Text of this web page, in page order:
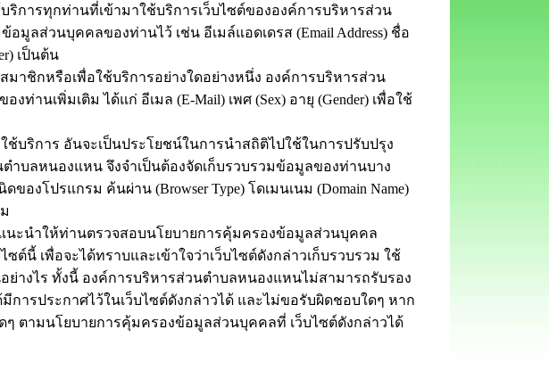
ารทุกท่านที่เข้ามาใช้บริการเว็บไซต์ขององค์การบริหารส่วน
มูลส่วนบุคคลของท่านไว้ เช่น อีเมล์แอดเดรส (Email Address) ชื่อ
เป็นต้น
ชิกหรือเพื่อใช้บริการอย่างใดอย่างหนึ่ง องค์การบริหารส่วน
านเพิ่มเติม ได้แก่ อีเมล (E-Mail) เพศ (Sex) อายุ (Gender) เพื่อใช้
การ อันจะเป็นประโยชน์ในการนำสถิติไปใช้ในการปรับปรุง
บลหนองแหน จึงจำเป็นต้องจัดเก็บรวบรวมข้อมูลของท่านบาง
ของโปรแกรม ค้นผ่าน (Browser Type) โดเมนเนม (Domain Name)
นำให้ท่านตรวจสอบนโยบายการคุ้มครองข้อมูลส่วนบุคคล
ซต์นี้ เพื่อจะได้ทราบและเข้าใจว่าเว็บไซต์ดังกล่าวเก็บรวบรวม ใช้
างไร ทั้งนี้ องค์การบริหารส่วนตำบลหนองแหนไม่สามารถรับรอง
ารประกาศไว้ในเว็บไซต์ดังกล่าวได้ และไม่ขอรับผิดชอบใดๆ หาก
ๆ ตามนโยบายการคุ้มครองข้อมูลส่วนบุคคลที่ เว็บไซต์ดังกล่าวได้